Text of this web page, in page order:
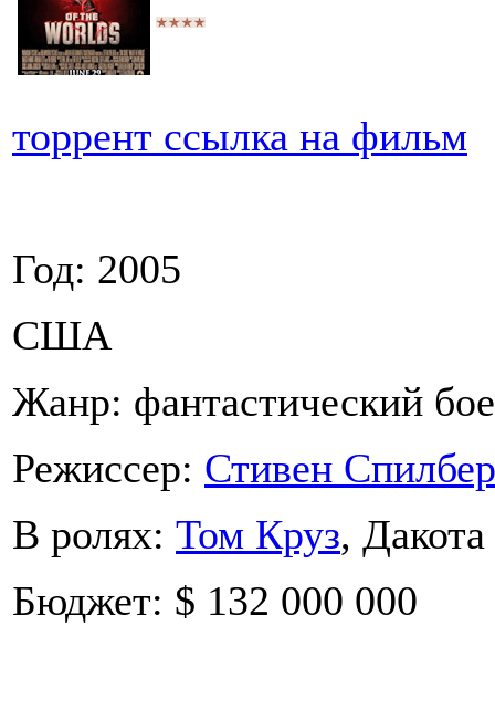
торрент ссылка на фильм
Год: 2005
США
Жанр: фантастический
Режиссер: Стивен
В ролях: Том Круз,
Бюджет: $ 132 000 000